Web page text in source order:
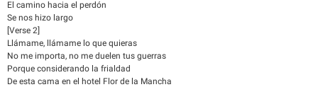
El camino hacia el perdón
Se nos hizo largo
[Verse 2]
Llámame, llámame lo que quieras
No me importa, no me duelen tus guerras
Porque considerando la frialdad
De esta cama en el hotel Flor de la Mancha